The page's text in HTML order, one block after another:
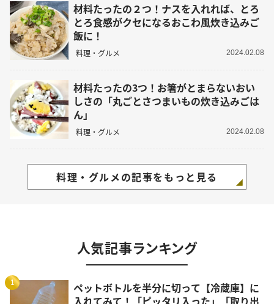
材料たったの２つ！ナスを入れれば、とろ
とろ食感がクセになるおこわ風炊き込みご
飯に！
料理・グルメ 2024.02.08
材料たったの3つ！お箸がとまらないおい
しさの「丸ごとさつまいもの炊き込みごは
ん」
料理・グルメ 2024.02.08
料理・グルメの記事をもっと見る
人気記事ランキング
1
ペットボトルを半分に切って【冷蔵庫】に
入れてみて！「ピッタリ入った」「取り出